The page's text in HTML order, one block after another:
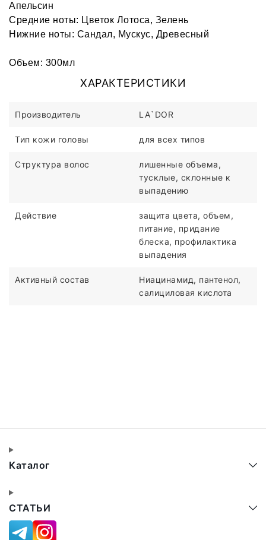
Апельсин
Средние ноты: Цветок Лотоса, Зелень
Нижние ноты: Сандал, Мускус, Древесный
Объем: 300мл
ХАРАКТЕРИСТИКИ
Производитель LA`DOR
Тип кожи головы для всех типов
Структура волос
лишенные объема,
тусклые, склонные к
выпадению
Действие
защита цвета, объем,
питание, придание
блеска, профилактика
выпадения
Активный состав
Ниацинамид, пантенол,
салициловая кислота
Каталог
СТАТЬИ